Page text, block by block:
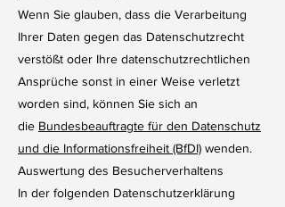
Wenn Sie glauben, dass die Verarbeitung
Ihrer Daten gegen das Datenschutzrecht
verstößt oder Ihre datenschutzrechtlichen
Ansprüche sonst in einer Weise verletzt
worden sind, können Sie sich an
die Bundesbeauftragte für den Datenschutz
und die Informationsfreiheit (BfDI) wenden.
Auswertung des Besucherverhaltens
In der folgenden Datenschutzerklärung